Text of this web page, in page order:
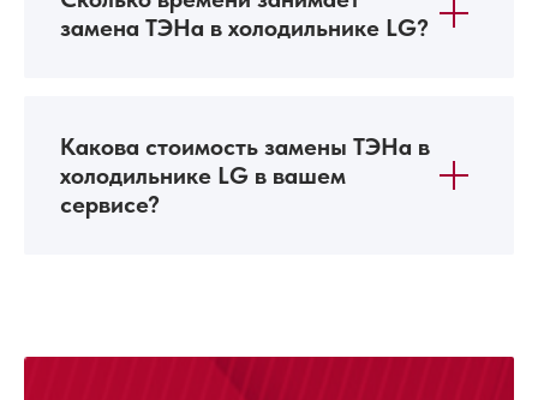
замена ТЭНа в холодильнике LG?
Какова стоимость замены ТЭНа в
холодильнике LG в вашем
сервисе?